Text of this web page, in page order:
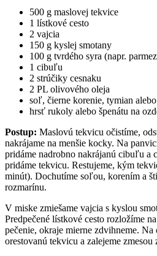
500 g maslovej tekvice
1 lístkové cesto
2 vajcia
150 g kyslej smotany
100 g tvrdého syra (napr.
1 cibuľu
2 strúčiky cesnaku
2 PL olivového oleja
soľ, čierne korenie, tymian
hrsť rukoly alebo špenátu na
Postup: Maslovú tekvicu očistíme,
nakrájame na menšie kocky. Na
pridáme nadrobno nakrájanú cibuľu a
pridáme tekvicu. Restujeme, kým
minút). Dochutíme soľou, korením a
rozmarínu.
V miske zmiešame vajcia s kyslou
Predpečené lístkové cesto rozložíme
pečenie, okraje mierne zdvihneme.
orestovanú tekvicu a zalejeme zmesou